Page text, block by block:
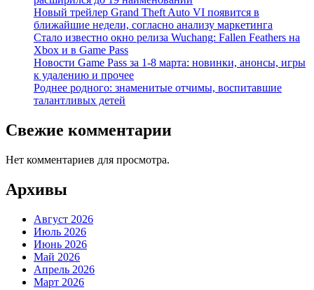
Новый трейлер Grand Theft Auto VI появится в
ближайшие недели, согласно анализу маркетинга
Стало известно окно релиза Wuchang: Fallen Feathers на
Xbox и в Game Pass
Новости Game Pass за 1-8 марта: новинки, анонсы, игры
к удалению и прочее
Роднее родного: знаменитые отчимы, воспитавшие
талантливых детей
Свежие комментарии
Нет комментариев для просмотра.
Архивы
Август 2026
Июль 2026
Июнь 2026
Май 2026
Апрель 2026
Март 2026